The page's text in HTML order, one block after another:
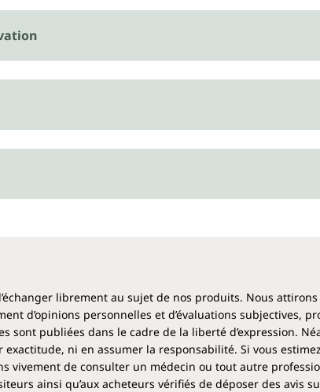
librement au sujet de nos produits. Nous
d’opinions personnelles et d’évaluations subjectives,
sont publiées dans le cadre de la liberté d’expression.
ni en assumer la responsabilité. Si vous
vivement de consulter un médecin ou tout autre
ainsi qu’aux acheteurs vérifiés de déposer des avis